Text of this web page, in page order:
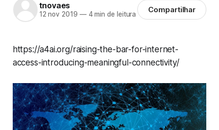
tnovaes
12 nov 2019 —4 min de leitura Compartilhar
https://a4ai.org/raising-the-bar-for-internet-
access-introducing-meaningful-connectivity/